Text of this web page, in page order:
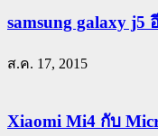
samsung galaxy
ส.ค. 17, 2015
Xiaomi Mi4 กับ